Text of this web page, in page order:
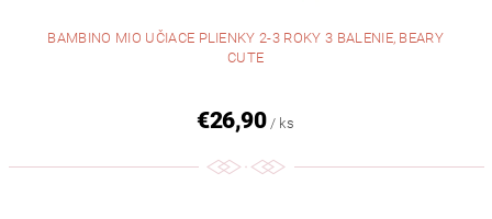
BAMBINO MIO UČIACE PLIENKY 2-3 ROKY 3 BALENIE, BEARY
CUTE
€26,90 / ks